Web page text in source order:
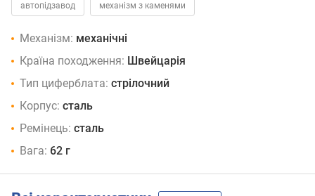
автопідзавод механізм з каменями
Механізм: механічні
Країна походження: Швейцарія
Тип циферблата: стрілочний
Корпус: сталь
Ремінець: сталь
Вага: 62 г